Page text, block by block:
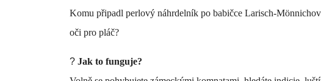
Komu připadl perlový náhrdelník po babičce Larisch-
oči pro pláč?
? Jak to funguje?